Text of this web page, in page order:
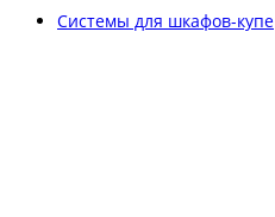
Системы для шкафов-купе